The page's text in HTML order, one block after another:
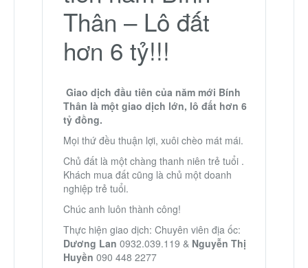
Thân – Lô đất
hơn 6 tỷ!!!
Giao dịch đầu tiên của năm mới Bính
Thân là một giao dịch lớn, lô đất hơn 6
tỷ đồng.
Mọi thứ đều thuận lợi, xuôi chèo mát mái.
Chủ đất là một chàng thanh niên trẻ tuổi .
Khách mua đất cũng là chủ một doanh
nghiệp trẻ tuổi.
Chúc anh luôn thành công!
Thực hiện giao dịch: Chuyên viên địa ốc:
Dương Lan 0932.039.119 & Nguyễn Thị
Huyền 090 448 2277